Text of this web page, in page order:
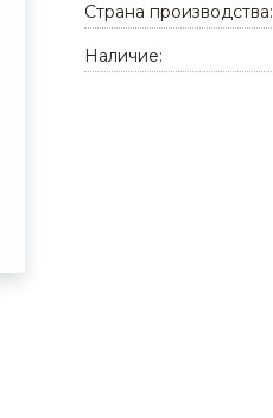
Дистилляторы
Страна производства:
Наличие: